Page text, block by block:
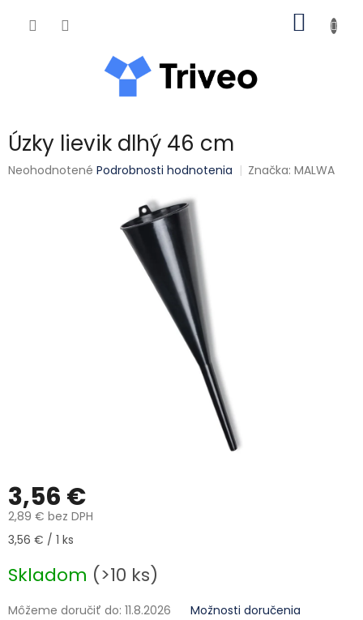
Úzky lievik dlhý 46 cm
Priemerné hodnotenie produktu je 0,0 z 5 hviezdičiek.
Neohodnotené Podrobnosti hodnotenia Značka:MALWA
3,56 €
2,89 € bez DPH
Jednotková cena:
3,56 € / 1 ks
Skladom (>10 ks)
Môžeme doručiť do: 11.8.2026 Možnosti doručenia